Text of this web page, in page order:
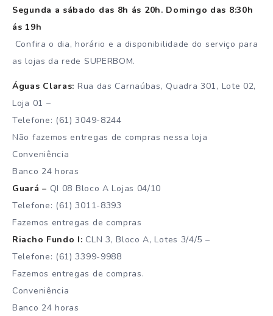
Segunda a sábado das 8h ás 20h. Domingo das 8:30h
ás 19h
Confira o dia, horário e a disponibilidade do serviço para
as lojas da rede SUPERBOM.
Águas Claras: Rua das Carnaúbas, Quadra 301, Lote 02,
Loja 01 –
Telefone: (61) 3049-8244
Não fazemos entregas de compras nessa loja
Conveniência
Banco 24 horas
Guará – QI 08 Bloco A Lojas 04/10
Telefone: (61) 3011-8393
Fazemos entregas de compras
Riacho Fundo I: CLN 3, Bloco A, Lotes 3/4/5 –
Telefone: (61) 3399-9988
Fazemos entregas de compras.
Conveniência
Banco 24 horas